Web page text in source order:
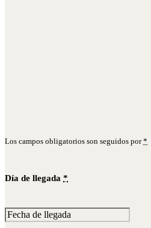
Los campos obligatorios son seguidos por*
Día de llegada *